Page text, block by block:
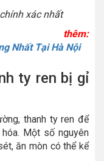
xác nhất
Nhất Tại Hà Nội
ty ren bị gỉ
thanh ty ren để
Một số nguyên
ăn mòn có thể kể